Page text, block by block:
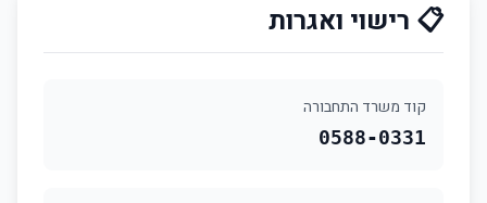
📋 רישוי ואגרות
קוד משרד התחבורה
0588-0331